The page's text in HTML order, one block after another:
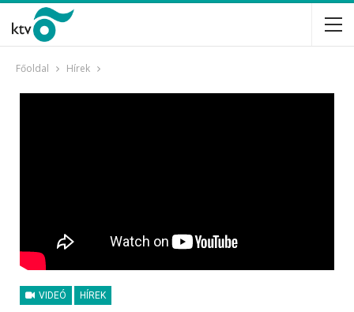
Főoldal Hírek
VIDEÓ HÍREK